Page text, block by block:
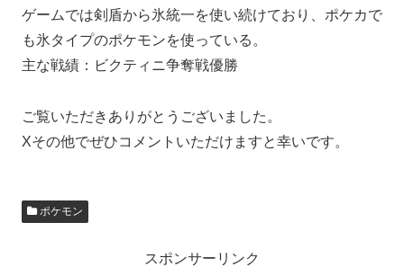
ゲームでは剣盾から氷統一を使い続けており、ポケカで
も氷タイプのポケモンを使っている。
主な戦績：ビクティニ争奪戦優勝
ご覧いただきありがとうございました。
Xその他でぜひコメントいただけますと幸いです。
ポケモン
スポンサーリンク